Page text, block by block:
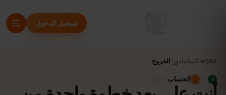
تسجيل الدخول
eSIM السلفادور الخروج
الحساب